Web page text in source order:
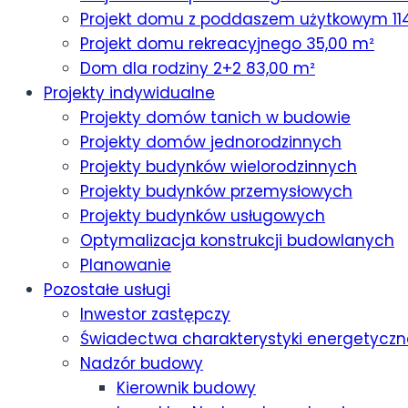
Projekt domu z poddaszem użytkowym
Projekt domu rekreacyjnego 35,00 m²
Dom dla rodziny 2+2 83,00 m²
Projekty indywidualne
Projekty domów tanich w budowie
Projekty domów jednorodzinnych
Projekty budynków wielorodzinnych
Projekty budynków przemysłowych
Projekty budynków usługowych
Optymalizacja konstrukcji budowlanych
Planowanie
Pozostałe usługi
Inwestor zastępczy
Świadectwa charakterystyki
Nadzór budowy
Kierownik budowy